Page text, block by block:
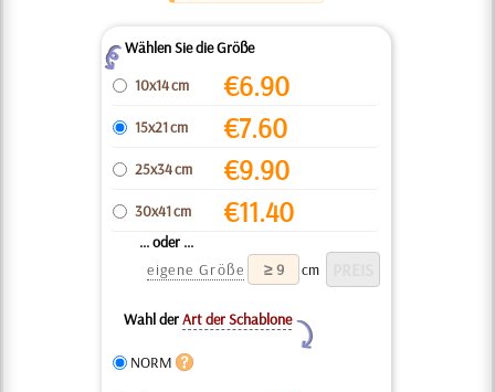
ZWählen Sie die Größe
10x14 cm
€6.90
15x21 cm €7.60
25x34 cm €9.90
30x41 cm €11.40
... oder ...
eigene Größe
cm
Wahl derArt der Schablone
Y
NORM